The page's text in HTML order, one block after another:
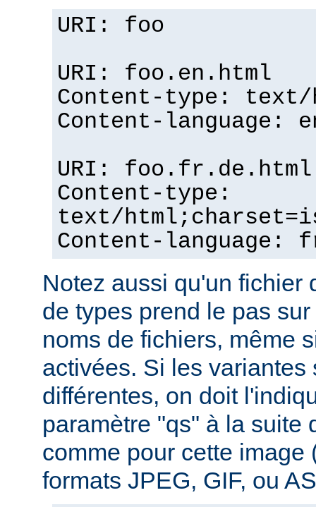
URI: foo
URI: foo.en.html
Content-type: text/
Content-language:
URI: foo.fr.de.html
Content-type:
text/
Content-language:
Notez aussi qu'un fichier
de types prend le pas
noms de fichiers, même
activées. Si les variantes
différentes, on doit
paramètre "qs" à la suite
comme pour cette image
formats JPEG, GIF, ou